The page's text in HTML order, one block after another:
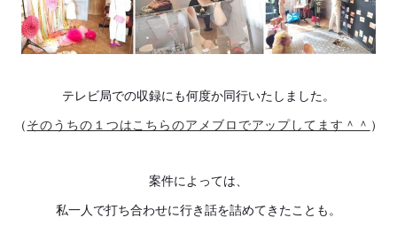
テレビ局での収録にも何度か同行いたしました。
（そのうちの１つはこちらのアメブロでアップしてます＾＾ ）
案件によっては、
私一人で打ち合わせに行き話を詰めてきたことも。